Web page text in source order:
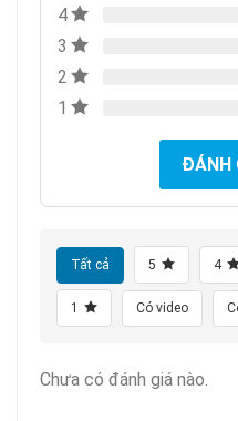
4
3
2
1
ĐÁNH
Tất cả 5 4
1 Có video
Chưa có đánh giá nào.